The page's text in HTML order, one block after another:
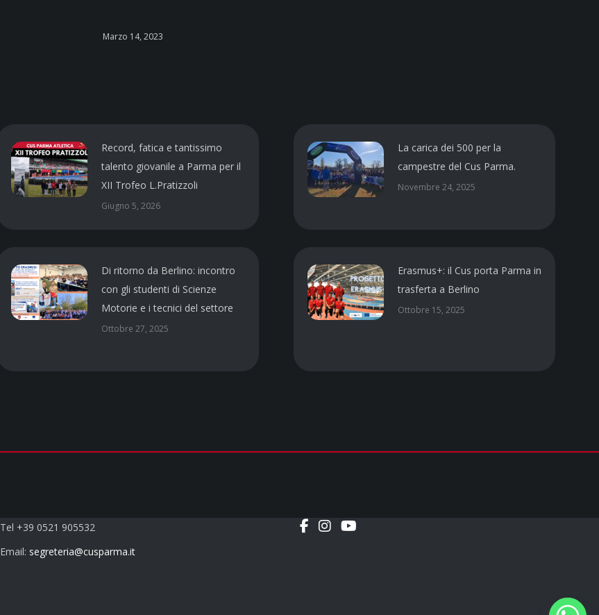
Marzo 14, 2023
Record, fatica e tantissimo
talento giovanile a Parma per il
XII Trofeo L.Pratizzoli
Giugno 5, 2026
La carica dei 500 per la
campestre del Cus Parma.
Novembre 24, 2025
Di ritorno da Berlino: incontro
con gli studenti di Scienze
Motorie e i tecnici del settore
Ottobre 27, 2025
Erasmus+: il Cus porta Parma in
trasferta a Berlino
Ottobre 15, 2025
Tel +39 0521 905532
Email: segreteria@cusparma.it